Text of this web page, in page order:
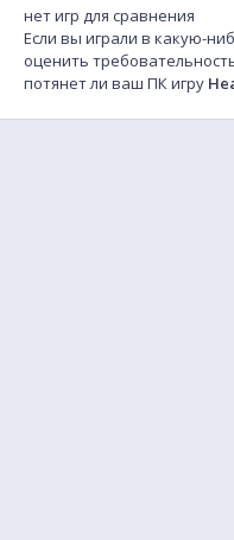
нет игр для сравнения
Если вы играли в какую-
оценить
потянет ли ваш ПК игру